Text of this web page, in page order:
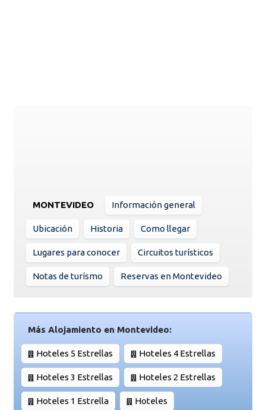
MONTEVIDEO Información general
Ubicación Historia Como llegar
Lugares para conocer Circuitos turísticos
Notas de turísmo Reservas en Montevideo
Más Alojamiento en Montevideo:
Hoteles 5 Estrellas Hoteles 4 Estrellas
Hoteles 3 Estrellas Hoteles 2 Estrellas
Hoteles 1 Estrella Hoteles